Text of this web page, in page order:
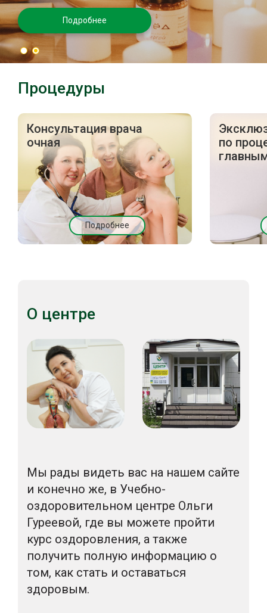
Подробнее
Процедуры
Консультация врача
очная
Подробнее
по
О центре
Мы рады видеть вас на нашем сайте
и конечно же, в Учебно-
оздоровительном центре Ольги
Гуреевой, где вы можете пройти
курс оздоровления, а также
получить полную информацию о
том, как стать и оставаться
здоровым.